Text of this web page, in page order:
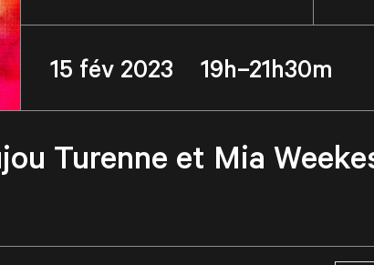
15 fév 2023 19h–21h30m
Turenne et Mia